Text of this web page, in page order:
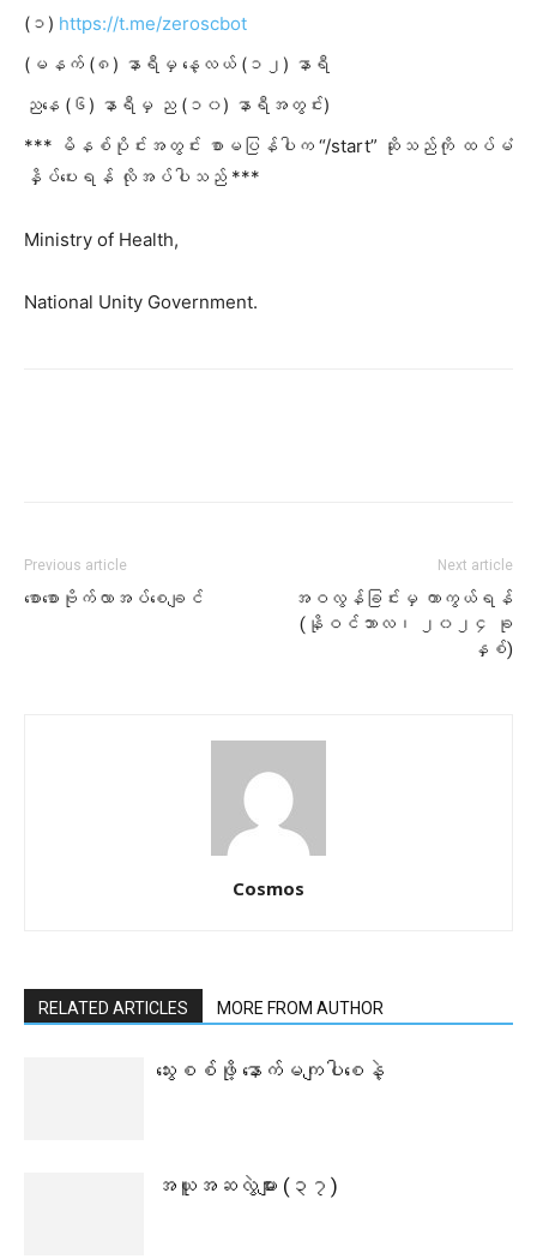
(၁) https://t.me/zeroscbot
(မနက် (၈) နာရီမှ နေ့လယ် (၁၂) နာရီ
ညနေ (၆) နာရီမှ ည (၁၀) နာရီအတွင်း)
*** မိနစ်ပိုင်းအတွင်း စာမပြန်ပါက “/start” ဆိုသည်ကို ထပ်မံ
နှိပ်ပေးရန် လိုအပ်ပါသည် ***
Ministry of Health,
National Unity Government.
Previous article
စောစောဗိုက်လာအပ်စေချင်
Next article
အဝလွန်ခြင်းမှ ကာကွယ်ရန်
(နိုဝင်ဘာလ၊ ၂၀၂၄ ခု
နှစ်)
Cosmos
RELATED ARTICLES MORE FROM AUTHOR
သွေးစစ်ဖို့ နောက်မကျပါစေနဲ့
အယူအဆလွဲများ (၃၇)